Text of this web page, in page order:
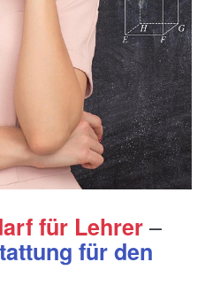
für Lehrer–
für den